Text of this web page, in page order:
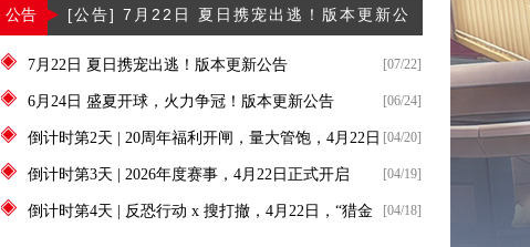
公告 [公告] 7月22日 夏日携宠出逃！版本更新公
告 [07/22]
7月22日 夏日携宠出逃！版本更新公告
[06/24]
6月24日 盛夏开球，火力争冠！版本更新公告
[04/20]
倒计时第2天 | 20周年福利开闸，量大管饱，4月22日
上线来领 [04/19]
倒计时第3天 | 2026年度赛事，4月22日正式开启
[04/18]
倒计时第4天 | 反恐行动 x 搜打撤，4月22日，“猎金